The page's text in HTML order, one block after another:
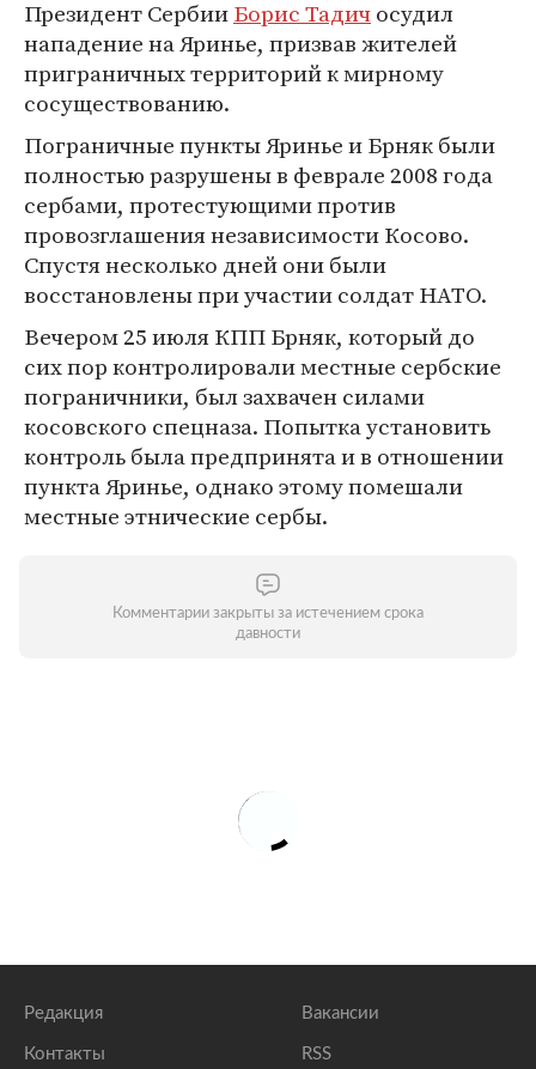
Президент СербииБорис Тадичосудил
нападение на Яринье, призвав жителей
приграничных территорий к мирному
сосуществованию.
Пограничные пункты Яринье и Брняк были
полностью разрушены в феврале 2008 года
сербами, протестующими против
провозглашения независимости Косово.
Спустя несколько дней они были
восстановлены при участии солдат НАТО.
Вечером 25 июля КПП Брняк, который до
сих пор контролировали местные сербские
пограничники, был захвачен силами
косовского спецназа. Попытка установить
контроль была предпринята и в отношении
пункта Яринье, однако этому помешали
местные этнические сербы.
Комментарии закрыты за истечением срока
давности
Редакция
Контакты
Вакансии
RSS